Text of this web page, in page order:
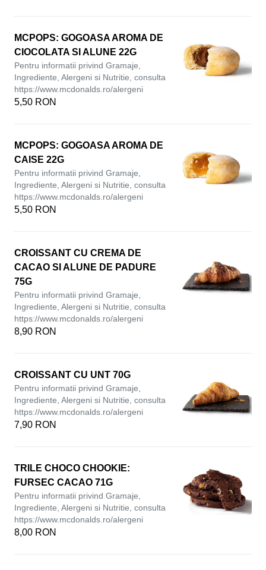
MCPOPS: GOGOASA AROMA DE
CIOCOLATA SI ALUNE 22G
Pentru informatii privind Gramaje,
Ingrediente, Alergeni si Nutritie, consulta
https://www.mcdonalds.ro/alergeni
5,50 RON
MCPOPS: GOGOASA AROMA DE
CAISE 22G
Pentru informatii privind Gramaje,
Ingrediente, Alergeni si Nutritie, consulta
https://www.mcdonalds.ro/alergeni
5,50 RON
CROISSANT CU CREMA DE
CACAO SI ALUNE DE PADURE
75G
Pentru informatii privind Gramaje,
Ingrediente, Alergeni si Nutritie, consulta
https://www.mcdonalds.ro/alergeni
8,90 RON
CROISSANT CU UNT 70G
Pentru informatii privind Gramaje,
Ingrediente, Alergeni si Nutritie, consulta
https://www.mcdonalds.ro/alergeni
7,90 RON
TRILE CHOCO CHOOKIE:
FURSEC CACAO 71G
Pentru informatii privind Gramaje,
Ingrediente, Alergeni si Nutritie, consulta
https://www.mcdonalds.ro/alergeni
8,00 RON